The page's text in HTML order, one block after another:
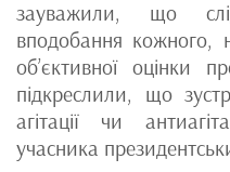
зауважили, що
вподобання кожного,
об’єктивної оцінки
підкреслили, що
агітації чи
учасника